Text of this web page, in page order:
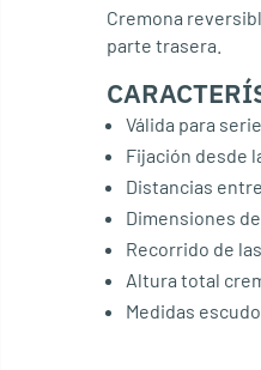
Cremona
parte trasera.
Válida para
Fĳación desde
Distancias
Dimensiones de
Recorrido de las
Altura total
Medidas